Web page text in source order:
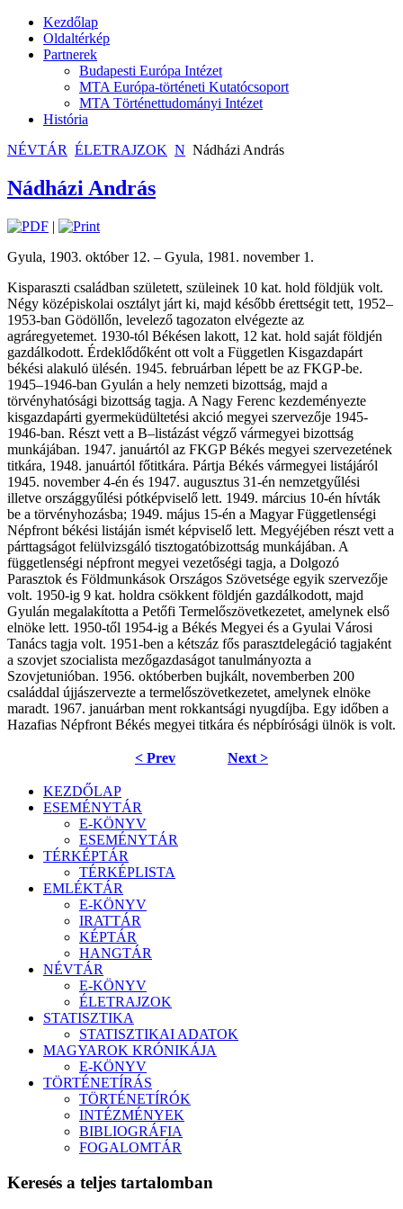
Kezdőlap
Oldaltérkép
Partnerek
Budapesti Európa Intézet
MTA Európa-történeti Kutatócsoport
MTA Történettudományi Intézet
História
NÉVTÁR ÉLETRAJZOK N Nádházi András
Nádházi András
|
Gyula, 1903. október 12. – Gyula, 1981. november 1.
Kisparaszti családban született, szüleinek 10 kat. hold földjük volt.
Négy középiskolai osztályt járt ki, majd később érettségit tett, 1952–
1953-ban Gödöllőn, levelező tagozaton elvégezte az
agráregyetemet. 1930-tól Békésen lakott, 12 kat. hold saját földjén
gazdálkodott. Érdeklődőként ott volt a Független Kisgazdapárt
békési alakuló ülésén. 1945. februárban lépett be az FKGP-be.
1945–1946-ban Gyulán a hely nemzeti bizottság, majd a
törvényhatósági bizottság tagja. A Nagy Ferenc kezdeményezte
kisgazdapárti gyermeküdültetési akció megyei szervezője 1945-
1946-ban. Részt vett a B–listázást végző vármegyei bizottság
munkájában. 1947. januártól az FKGP Békés megyei szervezetének
titkára, 1948. januártól főtitkára. Pártja Békés vármegyei listájáról
1945. november 4-én és 1947. augusztus 31-én nemzetgyűlési
illetve országgyűlési pótképviselő lett. 1949. március 10-én hívták
be a törvényhozásba; 1949. május 15-én a Magyar Függetlenségi
Népfront békési listáján ismét képviselő lett. Megyéjében részt vett a
párttagságot felülvizsgáló tisztogatóbizottság munkájában. A
függetlenségi népfront megyei vezetőségi tagja, a Dolgozó
Parasztok és Földmunkások Országos Szövetsége egyik szervezője
volt. 1950-ig 9 kat. holdra csökkent földjén gazdálkodott, majd
Gyulán megalakította a Petőfi Termelőszövetkezetet, amelynek első
elnöke lett. 1950-től 1954-ig a Békés Megyei és a Gyulai Városi
Tanács tagja volt. 1951-ben a kétszáz fős parasztdelegáció tagjaként
a szovjet szocialista mezőgazdaságot tanulmányozta a
Szovjetunióban. 1956. októberben bujkált, novemberben 200
családdal újjászervezte a termelőszövetkezetet, amelynek elnöke
maradt. 1967. januárban ment rokkantsági nyugdíjba. Egy időben a
Hazafias Népfront Békés megyei titkára és népbírósági ülnök is volt.
< Prev Next >
KEZDŐLAP
ESEMÉNYTÁR
E-KÖNYV
ESEMÉNYTÁR
TÉRKÉPTÁR
TÉRKÉPLISTA
EMLÉKTÁR
E-KÖNYV
IRATTÁR
KÉPTÁR
HANGTÁR
NÉVTÁR
E-KÖNYV
ÉLETRAJZOK
STATISZTIKA
STATISZTIKAI ADATOK
MAGYAROK KRÓNIKÁJA
E-KÖNYV
TÖRTÉNETÍRÁS
TÖRTÉNETÍRÓK
INTÉZMÉNYEK
BIBLIOGRÁFIA
FOGALOMTÁR
Keresés a teljes tartalomban